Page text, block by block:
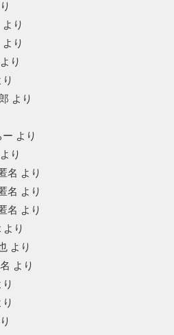
より
より
より
り
より
ー より
より
名 より
名 より
名 より
より
より
より
り
り